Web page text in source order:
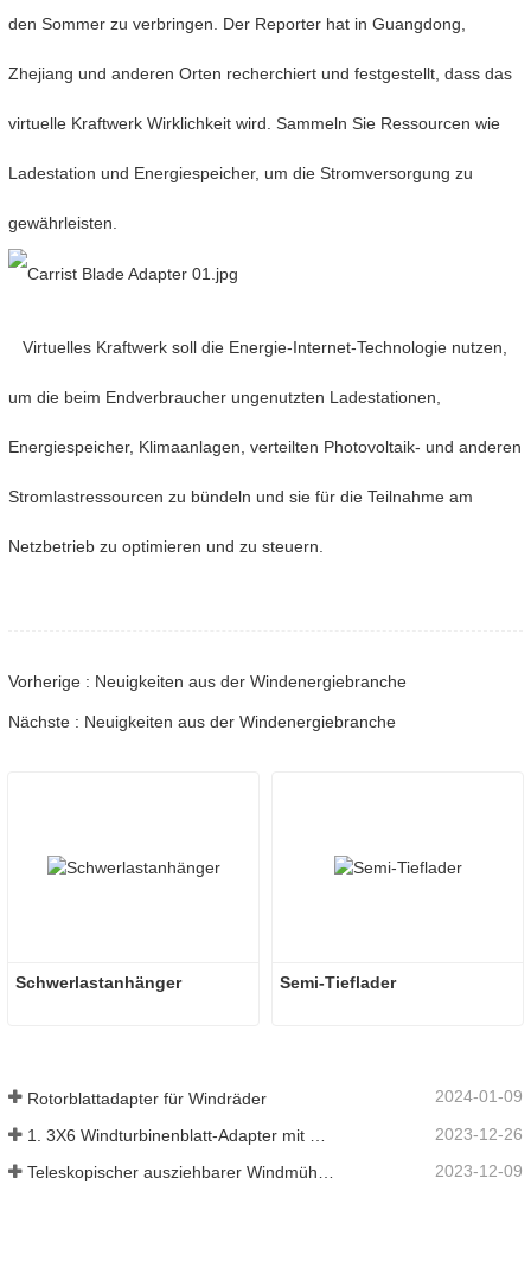
den Sommer zu verbringen. Der Reporter hat in Guangdong,
Zhejiang und anderen Orten recherchiert und festgestellt, dass das
virtuelle Kraftwerk Wirklichkeit wird. Sammeln Sie Ressourcen wie
Ladestation und Energiespeicher, um die Stromversorgung zu
gewährleisten.
Virtuelles Kraftwerk soll die Energie-Internet-Technologie nutzen,
um die beim Endverbraucher ungenutzten Ladestationen,
Energiespeicher, Klimaanlagen, verteilten Photovoltaik- und anderen
Stromlastressourcen zu bündeln und sie für die Teilnahme am
Netzbetrieb zu optimieren und zu steuern.
Vorherige : Neuigkeiten aus der Windenergiebranche
Nächste : Neuigkeiten aus der Windenergiebranche
Schwerlastanhänger Semi-Tieflader
Rotorblattadapter für Windräder 2024-01-09
2023-12-26
Teleskopischer ausziehbarer Windmühlen-Turbinenblattanhänger 2023-12-09